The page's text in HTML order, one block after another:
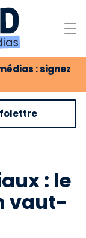
: signez
: le
vaut-